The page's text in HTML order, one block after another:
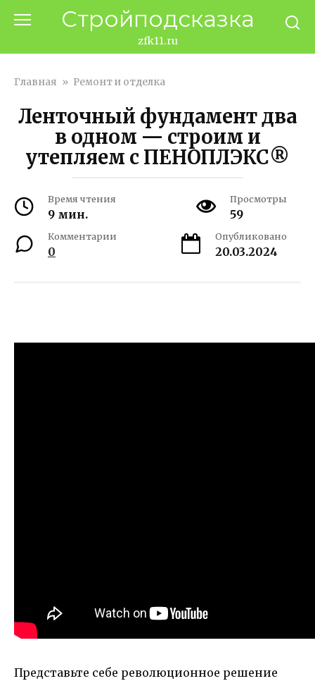
Стройподсказка
zfk11.ru
Главная » Ремонт и отделка
Ленточный фундамент два
в одном — строим и
утепляем с ПЕНОПЛЭКС®
Время чтения
9 мин.
Просмотры
59
Комментарии
0
Опубликовано
20.03.2024
Представьте себе революционное решение